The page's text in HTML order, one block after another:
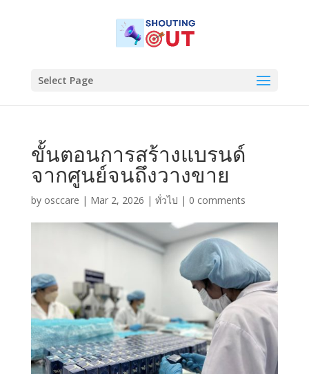
Select Page
ขั้นตอนการสร้างแบรนด์
จากศูนย์จนถึงวางขาย
by osccare | Mar 2, 2026 | ทั่วไป | 0 comments